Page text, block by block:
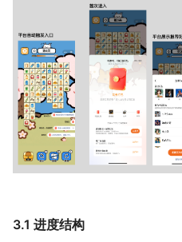
3.1 进度结构